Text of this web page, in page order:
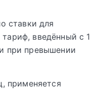
ставки для
введённый с 1
при превышении
применяется